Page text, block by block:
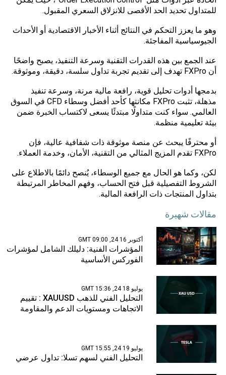
للمتداول تحديد الحد الأقصى للانزلاق السعري المقبول.
وهو ما يعزز التحكم في النتائج أثناء الأخبار الاقتصادية أو الأحداث
الجيوسياسية المفاجئة.
عند الجمع بين هذه القدرات التقنية وسرعة التنفيذ، يصبح واضحًا
أن FXPro تهدف إلى تقديم تجربة تداول سلسة، دقيقة، وموثوقة.
بدمجها أدوات تحليل قوية، رافعة مالية مرنة، وسرعة تنفيذ
مذهلة، تثبت FXPro مكانتها كأحد أفضل وسطاء CFD في السوق
العالمي. سواء كنت متداولًا مبتدئًا يسعى لاكتساب الخبرة ضمن
بيئة تعليمية منظمة.
أو محترفًا يبحث عن منصة موثوقة ذات شفافية عالية، فإن
FXPro تقدم المزيج المثالي من التقنية، الأمان، وخدمة العملاء.
لكن، وكما هو الحال مع جميع الوسطاء، يُنصح دائمًا بالاطلاع على
الشروط التفصيلية قبل فتح الحساب، وفهم المخاطر المرتبطة
بتداول المنتجات ذات الرافعة المالية.
مقالات شهيرة
أكتوبر 16 24, 09:00 GMT
المؤشرات الفنية: دليلك الشامل لمؤشرات
الفوركس الأساسية
يوليو 18 24, 15:36 GMT
التحليل الفني للذهب XAUUSD : تقييم
الاتجاهات ومستويات الدعم والمقاومة
يوليو 19 24, 15:55 GMT
التحليل الفني لسهم تسلا: تداول عرضي